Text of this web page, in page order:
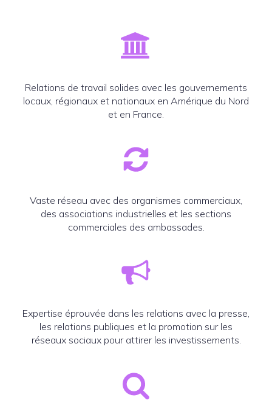
Relations de travail solides avec les gouvernements
locaux, régionaux et nationaux en Amérique du Nord
et en France.
Vaste réseau avec des organismes commerciaux,
des associations industrielles et les sections
commerciales des ambassades.
Expertise éprouvée dans les relations avec la presse,
les relations publiques et la promotion sur les
réseaux sociaux pour attirer les investissements.